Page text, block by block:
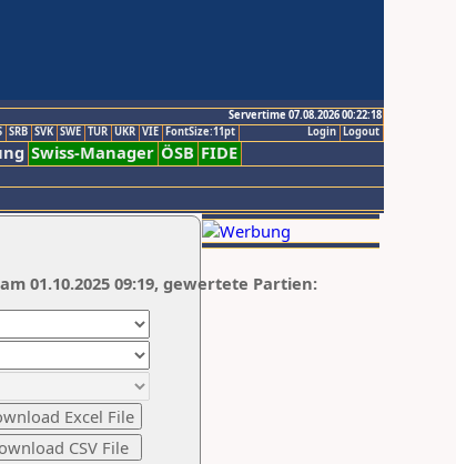
Servertime 07.08.2026 00:22:18
Logout
Login
SRB SVK SWE TUR UKR VIE FontSize:11pt
Swiss-Manager ÖSB FIDE
01.10.2025 09:19, gewertete Partien: